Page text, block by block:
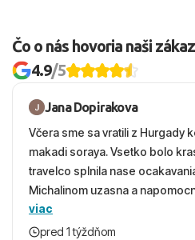
Čo o nás hovoria naši
4.9/5
Jana Dopirakova
Včera sme sa vratili z Hurgady
makadi soraya. Vsetko bolo
travelco splnila nase
Michalinom uzasna a
vecernych hodinach zaco sa
krasny, cisty. Sluzby top.
viac
pred 1 týždňom